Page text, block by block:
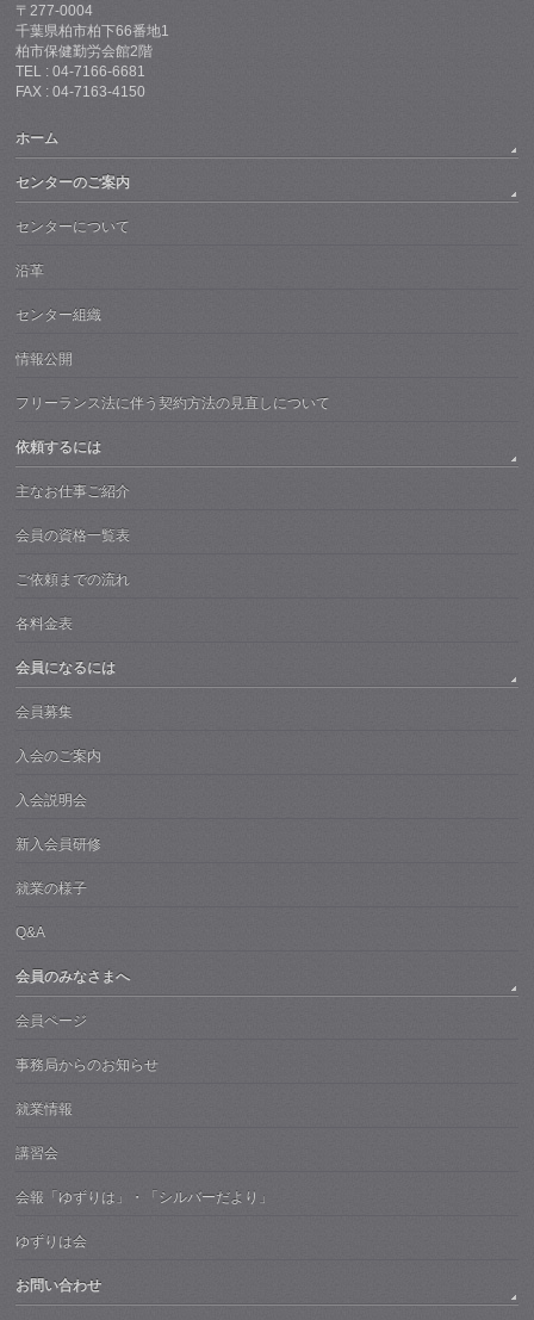
〒277-0004
千葉県柏市柏下66番地1
柏市保健勤労会館2階
TEL : 04-7166-6681
FAX : 04-7163-4150
ホーム
センターのご案内
センターについて
沿革
センター組織
情報公開
フリーランス法に伴う契約方法の見直しについて
依頼するには
主なお仕事ご紹介
会員の資格一覧表
ご依頼までの流れ
各料金表
会員になるには
会員募集
入会のご案内
入会説明会
新入会員研修
就業の様子
Q&A
会員のみなさまへ
会員ページ
事務局からのお知らせ
就業情報
講習会
会報「ゆずりは」・「シルバーだより」
ゆずりは会
お問い合わせ